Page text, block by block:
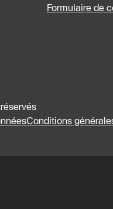
Formulaire de
Conditions